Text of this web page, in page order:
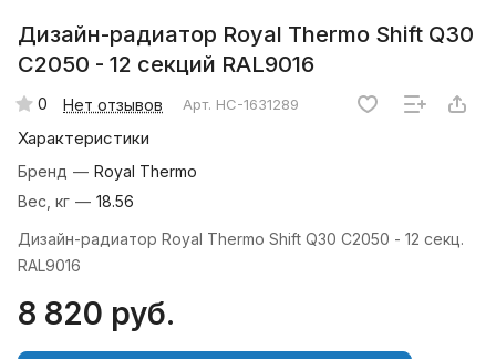
Дизайн-радиатор Royal Thermo Shift Q30
C2050 - 12 секций RAL9016
0 Нет отзывов Арт. НС-1631289
Характеристики
Бренд — Royal Thermo
Вес, кг — 18.56
Дизайн-радиатор Royal Thermo Shift Q30 C2050 - 12 секц.
RAL9016
8 820 руб.